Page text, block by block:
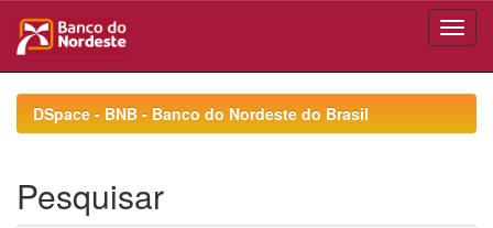
navigationDSpace - BNB - Banco do Nordeste do Brasil
Pesquisar